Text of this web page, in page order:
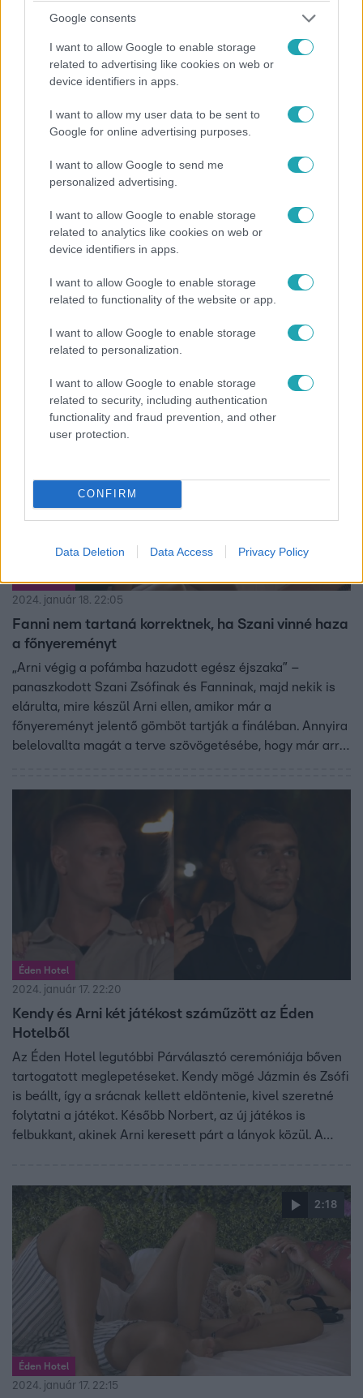
Google consents
I want to allow Google to enable storage
related to advertising like cookies on web or
device identifiers in apps.
I want to allow my user data to be sent to
Google for online advertising purposes.
I want to allow Google to send me
personalized advertising.
I want to allow Google to enable storage
related to analytics like cookies on web or
device identifiers in apps.
I want to allow Google to enable storage
related to functionality of the website or app.
I want to allow Google to enable storage
related to personalization.
I want to allow Google to enable storage
related to security, including authentication
functionality and fraud prevention, and other
user protection.
CONFIRM
Data Deletion Data Access Privacy Policy
viszont fájdalmas vége lett…
Éden Hotel
Megérkezett az Éden Hotel utolsó játékosa, aki
lecsapta Arnit Szani kezéről
Pandora szelencéje közben annyira heves vita alakult ki
Adri és Arni csókolózása miatt, hogy a játékosoknak
vár rájuk. Az Éden Hotelben már ott várta őket az új
játékos, Maya, aki beköltözése előtt azt a lehetőséget
sráccal. Maya pedig Arnit szemelte ki magának, így Szani
szingliként menetel tovább a játékban.
Éden Hotel
2024. január 18. 22:05
Fanni nem tartaná korrektnek, ha Szani vinné haza
a főnyereményt
„Arni végig a pofámba hazudott egész éjszaka” –
panaszkodott Szani Zsófinak és Fanninak, majd nekik is
elárulta, mire készül Arni ellen, amikor már a
főnyereményt jelentő gömböt tartják a fináléban. Annyira
belelovallta magát a terve szövögetésébe, hogy már arról
Éden Hotel
2024. január 17. 22:20
Kendy és Arni két játékost száműzött az Éden
Hotelből
Az Éden Hotel legutóbbi Párválasztó ceremóniája bőven
tartogatott meglepetéseket. Kendy mögé Jázmin és Zsófi
is beállt, így a srácnak kellett eldöntenie, kivel szeretné
folytatni a játékot. Később Norbert, az új játékos is
felbukkant, akinek Arni keresett párt a lányok közül. A
2:18
Éden Hotel
2024. január 17. 22:15